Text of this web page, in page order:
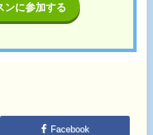
ンに参加する
Facebook